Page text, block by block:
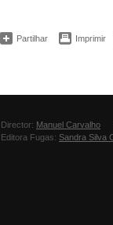
Partilhar Imprimir
Director: Manuel Carvalho
Editora Fugas: Sandra Silva